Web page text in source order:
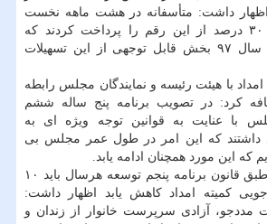
داشت: متأسفانه در هشت ماهه نخست
ها فقط ۳۰ درصد از این رقم را پرداخت كردند كه
امیدواریم تا فروردین سال ۹۷ بخش قابل توجهی از این تسهیلات
امداد با هیئت رئیسه و نمایندگان مجلس رابطه
كرد: در تصویب برنامه پنج ساله ششم
با عنایت به قوانین توجه ویژه ای به
داشتند كه این امر در طول عمر مجلس بی
كه این مورد همچنان ادامه یابد.
وی با اشاره به اینكه طبق قانون برنامه پنجم توسعه هرسال باید ۱۰
كمیته امداد كاهش یابد اظهار داشت:
مددجو، آزادی سرپرست خانوار از زندان و